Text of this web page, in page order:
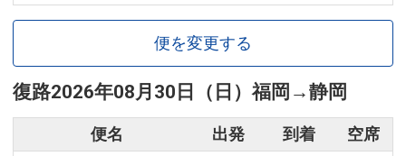
便を変更する
復路2026年08月30日（日）福岡 →静岡
便名 出発 到着 空席